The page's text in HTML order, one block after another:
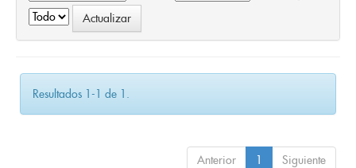
Resultados 1-1 de 1.
Anterior 1 Siguiente